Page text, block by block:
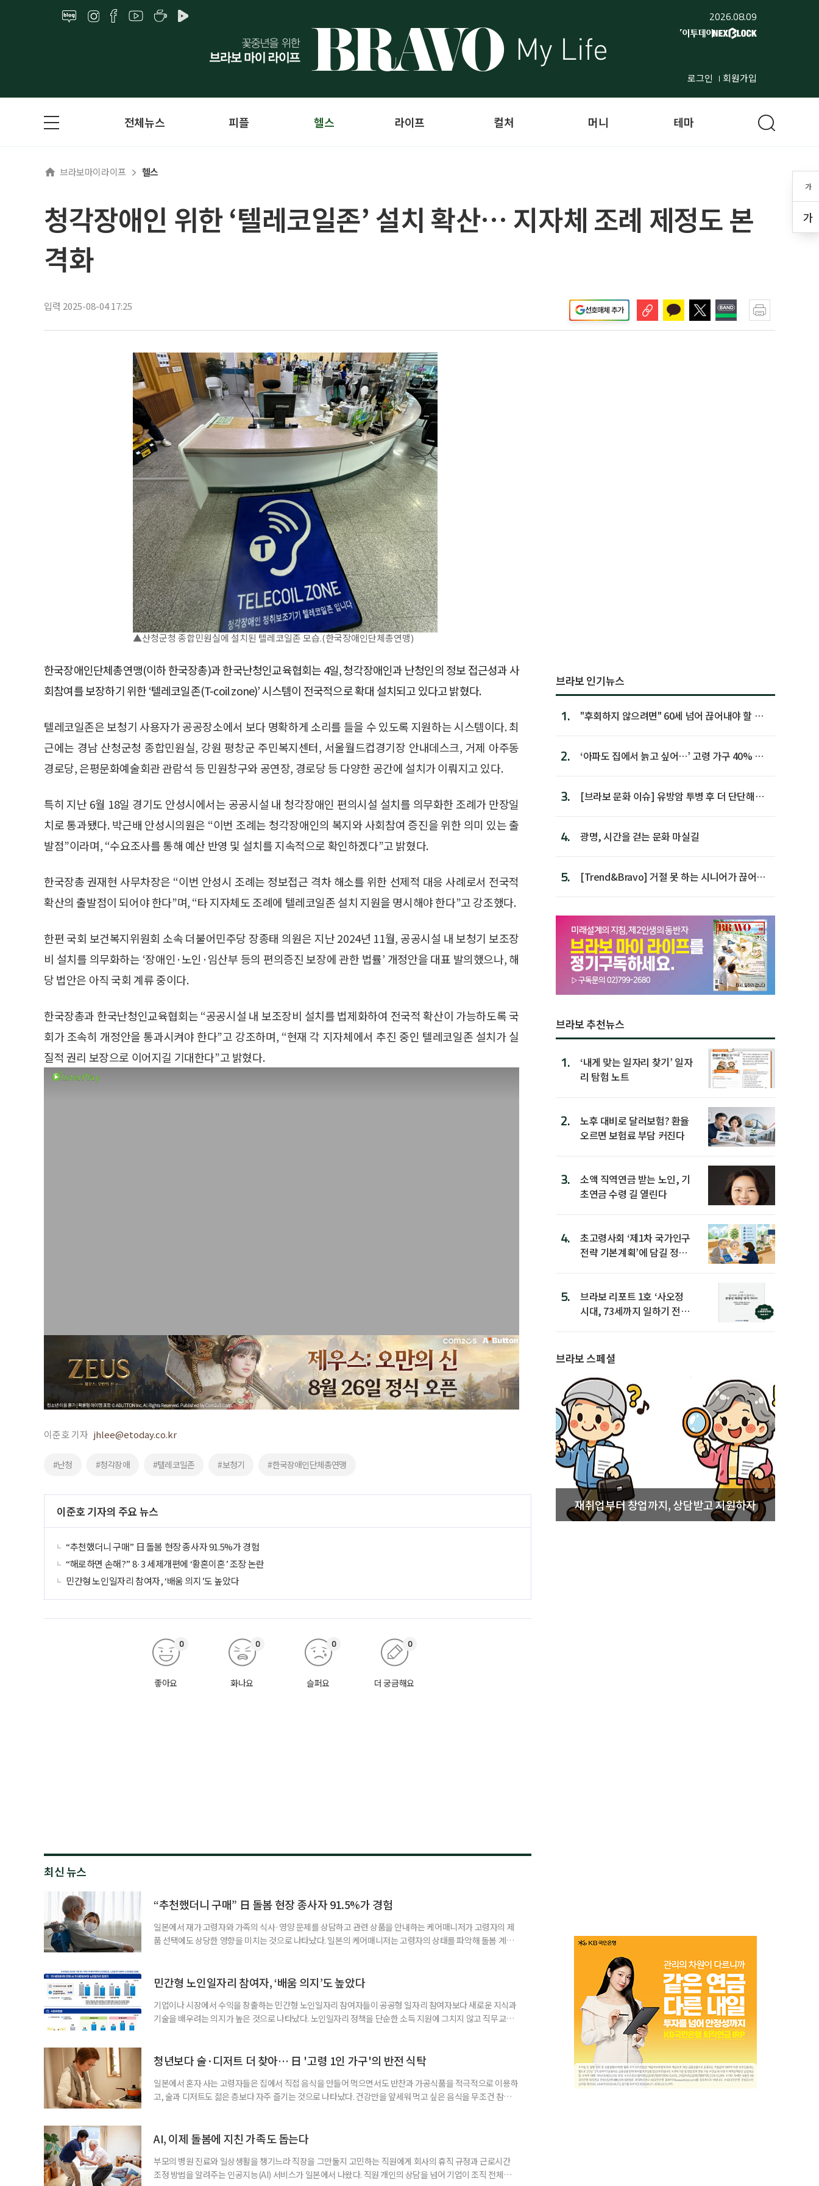
2026.08.09
로그인 회원가입
가
가
전체뉴스 피플 헬스 라이프 컬처 머니 테마
브라보마이라이프 헬스
청각장애인 위한 ‘텔레코일존’ 설치 확산… 지자체 조례 제정도 본
격화
입력 2025-08-04 17:25 선호매체 추가
▲산청군청 종합민원실에 설치된 텔레코일존 모습.(한국장애인단체총연맹)
한국장애인단체총연맹(이하 한국장총)과 한국난청인교육협회는 4일, 청각장애인과 난청인의 정보 접근성과 사
회참여를 보장하기 위한 ‘텔레코일존(T-coil zone)’ 시스템이 전국적으로 확대 설치되고 있다고 밝혔다.
텔레코일존은 보청기 사용자가 공공장소에서 보다 명확하게 소리를 들을 수 있도록 지원하는 시스템이다. 최
근에는 경남 산청군청 종합민원실, 강원 평창군 주민복지센터, 서울월드컵경기장 안내데스크, 거제 아주동
경로당, 은평문화예술회관 관람석 등 민원창구와 공연장, 경로당 등 다양한 공간에 설치가 이뤄지고 있다.
특히 지난 6월 18일 경기도 안성시에서는 공공시설 내 청각장애인 편의시설 설치를 의무화한 조례가 만장일
치로 통과됐다. 박근배 안성시의원은 “이번 조례는 청각장애인의 복지와 사회참여 증진을 위한 의미 있는 출
발점”이라며, “수요조사를 통해 예산 반영 및 설치를 지속적으로 확인하겠다”고 밝혔다.
한국장총 권재현 사무차장은 “이번 안성시 조례는 정보접근 격차 해소를 위한 선제적 대응 사례로서 전국적
확산의 출발점이 되어야 한다”며, “타 지자체도 조례에 텔레코일존 설치 지원을 명시해야 한다”고 강조했다.
한편 국회 보건복지위원회 소속 더불어민주당 장종태 의원은 지난 2024년 11월, 공공시설 내 보청기 보조장
비 설치를 의무화하는 ‘장애인·노인·임산부 등의 편의증진 보장에 관한 법률’ 개정안을 대표 발의했으나, 해
당 법안은 아직 국회 계류 중이다.
한국장총과 한국난청인교육협회는 “공공시설 내 보조장비 설치를 법제화하여 전국적 확산이 가능하도록 국
회가 조속히 개정안을 통과시켜야 한다”고 강조하며, “현재 각 지자체에서 추진 중인 텔레코일존 설치가 실
질적 권리 보장으로 이어지길 기대한다”고 밝혔다.
이준호 기자 jhlee@etoday.co.kr
#난청 #청각장애 #텔레코일존 #보청기 #한국장애인단체총연맹
이준호 기자의 주요 뉴스
“추천했더니 구매” 日 돌봄 현장 종사자 91.5%가 경험
“해로하면 손해?” 8·3 세제개편에 ‘황혼이혼’ 조장 논란
민간형 노인일자리 참여자, ‘배움 의지’도 높았다
좋아요
0
화나요
0
슬퍼요
0
더 궁금해요
0
최신 뉴스
“추천했더니 구매” 日 돌봄 현장 종사자 91.5%가 경험
일본에서 재가 고령자와 가족의 식사·영양 문제를 상담하고 관련 상품을 안내하는 케어매니저가 고령자의 제
품 선택에도 상당한 영향을 미치는 것으로 나타났다. 일본의 케어매니저는 고령자의 상태를 파악해 돌봄 계획
이 91.5%에 달했다는 조사 결과가 나왔다. 일본 헬스케어 기업 인터넷인피니티는 케어매니저 전문사이트 ‘케
민간형 노인일자리 참여자, ‘배움 의지’도 높았다
기업이나 시장에서 수익을 창출하는 민간형 노인일자리 참여자들이 공공형 일자리 참여자보다 새로운 지식과
기술을 배우려는 의지가 높은 것으로 나타났다. 노인일자리 정책을 단순한 소득 지원에 그치지 않고 직무교육
비부머 세대 가운데 노인일자리 참여자들의 교육학습동기를 성별과 연령, 거주지역, 소득, 가구형태, 일자리 유
청년보다 술·디저트 더 찾아… 日 '고령 1인 가구'의 반전 식탁
일본에서 혼자 사는 고령자들은 집에서 직접 음식을 만들어 먹으면서도 반찬과 가공식품을 적극적으로 이용하
고, 술과 디저트도 젊은 층보다 자주 즐기는 것으로 나타났다. 건강만을 앞세워 먹고 싶은 음식을 무조건 참기보
접 만든 음식이나 남은 음식이 차지하는 비중은 51%였다. 반찬과 냉동·즉석식품, 통조림 등 외부에서 조
AI, 이제 돌봄에 지친 가족도 돕는다
부모의 병원 진료와 일상생활을 챙기느라 직장을 그만둘지 고민하는 직원에게 회사의 휴직 규정과 근로시간
조정 방법을 알려주는 인공지능(AI) 서비스가 일본에서 나왔다. 직원 개인의 상담을 넘어 기업이 조직 전체의
브라보 인기뉴스
1.
"후회하지 않으려면" 60세 넘어 끊어내야 할 사
2.
‘아파도 집에서 늙고 싶어…’ 고령 가구 40% 노
3.
[브라보 문화 이슈] 유방암 투병 후 더 단단해진
4. 광명, 시간을 걷는 문화 마실길
5.
[Trend&Bravo] 거절 못 하는 시니어가 끊어야
브라보 추천뉴스
1.
‘내게 맞는 일자리 찾기’ 일자
리 탐험 노트
2.
노후 대비로 달러보험? 환율
오르면 보험료 부담 커진다
3.
소액 직역연금 받는 노인, 기
초연금 수령 길 열린다
4.
초고령사회 ‘제1차 국가인구
전략 기본계획’에 담길 정책
5.
브라보 리포트 1호 ‘사오정
시대, 73세까지 일하기 전략’
브라보 스페셜
재취업부터 창업까지, 상담받고 지원하자